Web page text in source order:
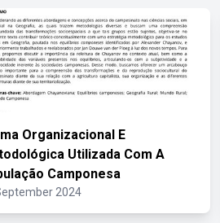
Organizacional E
Utilizada Com A
Camponesa
2024